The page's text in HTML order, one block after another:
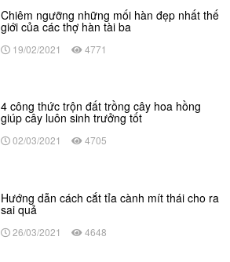
Chiêm ngưỡng những mối hàn đẹp nhất thế
giới của các thợ hàn tài ba
19/02/2021 4771
4 công thức trộn đất trồng cây hoa hồng
giúp cây luôn sinh trưởng tốt
02/03/2021 4705
Hướng dẫn cách cắt tỉa cành mít thái cho ra
sai quả
26/03/2021 4648